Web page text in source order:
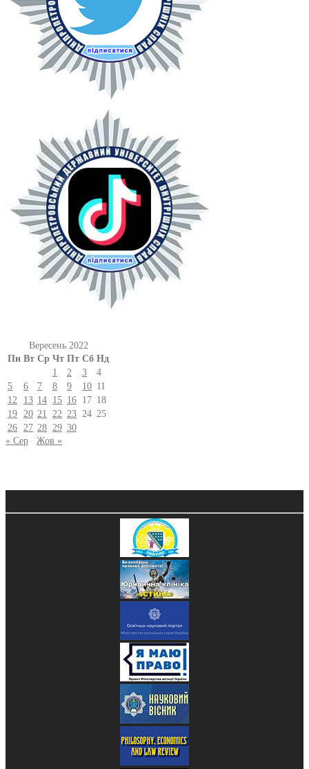
Вересень 2022
Пн Вт Ср Чт Пт Сб Нд
1
2 3
4
5
6 7 8 9 10 11
12
13 14 15 16 17 18
19 20 21 22 23 24 25
26 27 28 29 30
« Сер
Жов »